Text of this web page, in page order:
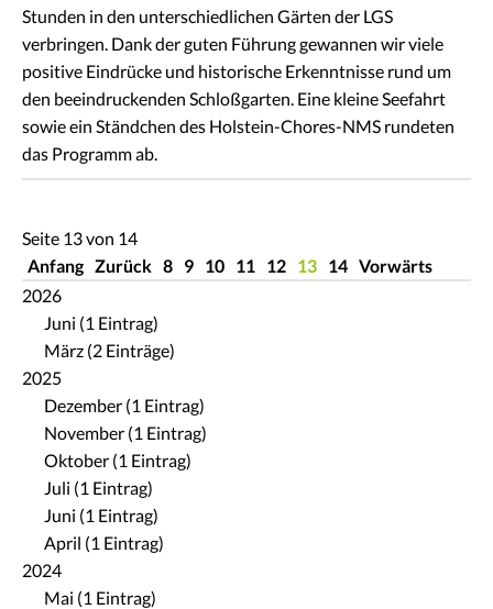
Stunden in den unterschiedlichen Gärten der LGS
verbringen. Dank der guten Führung gewannen wir viele
positive Eindrücke und historische Erkenntnisse rund um
den beeindruckenden Schloßgarten. Eine kleine Seefahrt
sowie ein Ständchen des Holstein-Chores-NMS rundeten
das Programm ab.
Seite 13 von 14
Anfang Zurück 8 9 10 11 12 13 14 Vorwärts
2026
Juni (1 Eintrag)
März (2 Einträge)
2025
Dezember (1 Eintrag)
November (1 Eintrag)
Oktober (1 Eintrag)
Juli (1 Eintrag)
Juni (1 Eintrag)
April (1 Eintrag)
2024
Mai (1 Eintrag)